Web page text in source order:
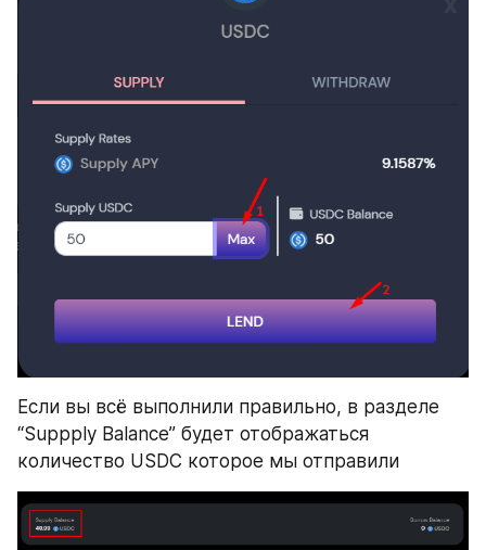
Если вы всё выполнили правильно, в разделе
“Suppply Balance” будет отображаться
количество USDC которое мы отправили